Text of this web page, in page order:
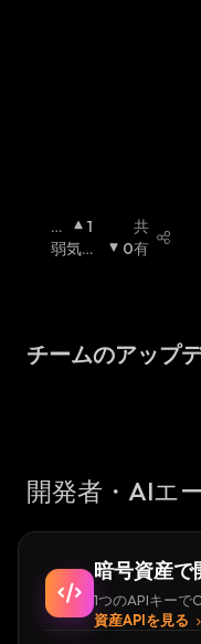
強
気
1
弱気相
0
共
有
チームのアップ
開発者・AIエ
暗号資産で
1つのAPIキーで
資産APIを見る